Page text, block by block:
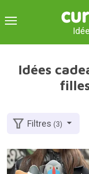
Idées
Filtres(3)